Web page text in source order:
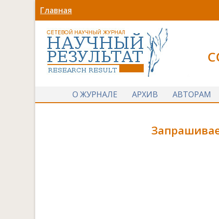
Главная
О ЖУРНАЛЕ АРХИВ АВТОРАМ